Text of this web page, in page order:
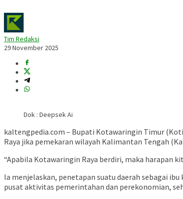
Tim Redaksi
29 November 2025
Dok : Deepsek Ai
kaltengpedia.com – Bupati Kotawaringin Timur
Raya jika pemekaran wilayah Kalimantan Tengah
“Apabila Kotawaringin Raya berdiri, maka harapan
Ia menjelaskan, penetapan suatu daerah sebagai
pusat aktivitas pemerintahan dan perekonomian,